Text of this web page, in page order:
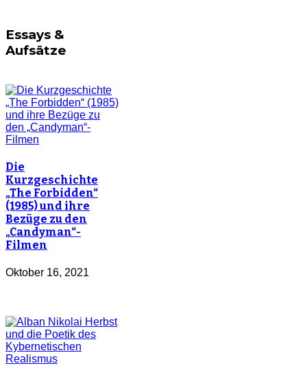
Essays &
Aufsätze
Die
Kurzgeschichte
„The Forbidden“
(1985) und ihre
Bezüge zu den
„Candyman“-
Filmen
Oktober 16, 2021